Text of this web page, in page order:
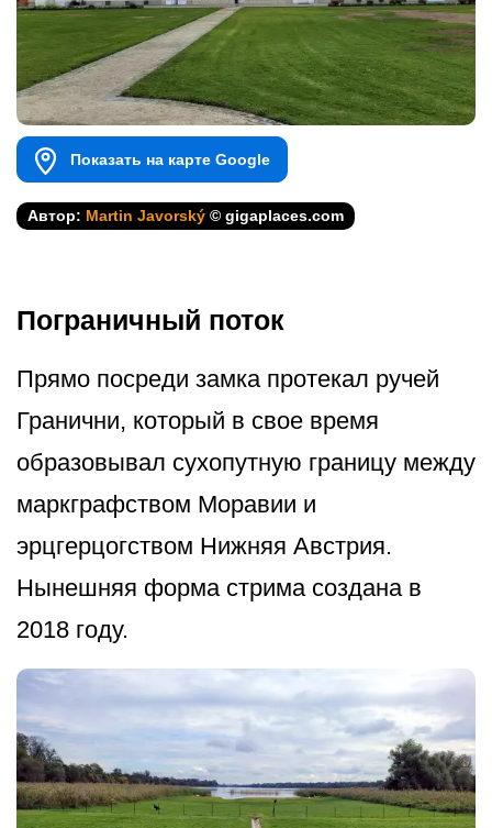
Показать на карте Google
Автор: Martin Javorský © gigaplaces.com
Пограничный поток
Прямо посреди замка протекал ручей
Гранични, который в свое время
образовывал сухопутную границу между
маркграфством Моравии и
эрцгерцогством Нижняя Австрия.
Нынешняя форма стрима создана в
2018 году.